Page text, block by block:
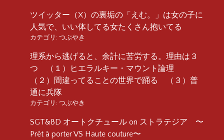
ツイッター（X）の裏垢の「えむ。」は女の子に
人気で、いい体してる女たくさん抱いてる
カテゴリ: つぶやき
理系から逃げると、余計に苦労する。理由は３
つ （１）ヒエラルキー・マウント論理
（２）間違ってることの世界で踊る （３）普
通に兵隊
カテゴリ: つぶやき
SGT&BD オートクチュール on ストラテジア 〜
Prêt à porter VS Haute couture〜